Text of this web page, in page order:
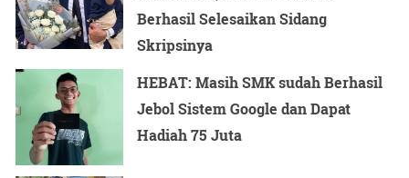
Berhasil Selesaikan Sidang
Skripsinya
HEBAT: Masih SMK sudah Berhasil
Jebol Sistem Google dan Dapat
Hadiah 75 Juta